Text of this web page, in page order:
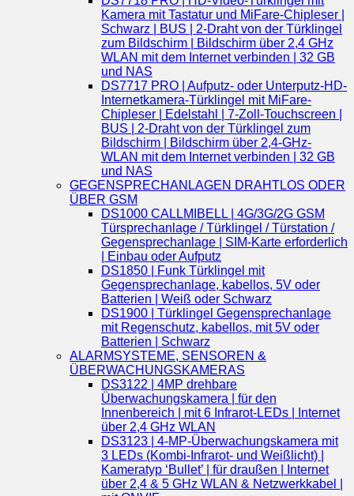
Kamera mit Tastatur und MiFare-Chipleser |
Schwarz | BUS | 2-Draht von der Türklingel
zum Bildschirm | Bildschirm über 2,4 GHz
WLAN mit dem Internet verbinden | 32 GB
und NAS
DS7717 PRO | Aufputz- oder Unterputz-HD-
Internetkamera-Türklingel mit MiFare-
Chipleser | Edelstahl | 7-Zoll-Touchscreen |
BUS | 2-Draht von der Türklingel zum
Bildschirm | Bildschirm über 2,4-GHz-
WLAN mit dem Internet verbinden | 32 GB
und NAS
GEGENSPRECHANLAGEN DRAHTLOS ODER
ÜBER GSM
DS1000 CALLMIBELL | 4G/3G/2G GSM
Türsprechanlage / Türklingel / Türstation /
Gegensprechanlage | SIM-Karte erforderlich
| Einbau oder Aufputz
DS1850 | Funk Türklingel mit
Gegensprechanlage, kabellos, 5V oder
Batterien | Weiß oder Schwarz
DS1900 | Türklingel Gegensprechanlage
mit Regenschutz, kabellos, mit 5V oder
Batterien | Schwarz
ALARMSYSTEME, SENSOREN &
ÜBERWACHUNGSKAMERAS
DS3122 | 4MP drehbare
Überwachungskamera | für den
Innenbereich | mit 6 Infrarot-LEDs | Internet
über 2,4 GHz WLAN
DS3123 | 4-MP-Überwachungskamera mit
3 LEDs (Kombi-Infrarot- und Weißlicht) |
Kameratyp ‘Bullet’ | für draußen | Internet
über 2,4 & 5 GHz WLAN & Netzwerkkabel |